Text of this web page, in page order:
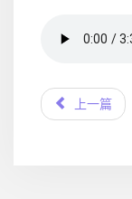
上一篇